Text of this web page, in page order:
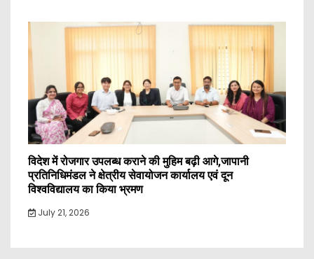
विदेश में रोजगार उपलब्ध कराने की मुहिम बढ़ी आगे,जापानी
प्रतिनिधिमंडल ने क्षेत्रीय सेवायोजन कार्यालय एवं दून
विश्वविद्यालय का किया भ्रमण
July 21, 2026